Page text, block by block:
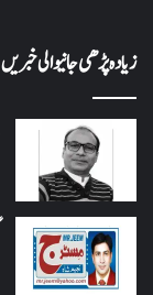
زیادہ پڑھی جانیوالی خبریں